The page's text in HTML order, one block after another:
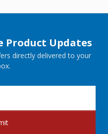
Product Updates
directly delivered to your